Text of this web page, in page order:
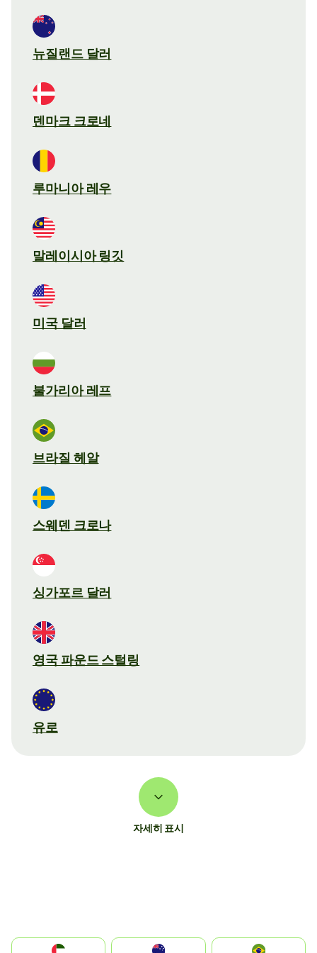
뉴질랜드 달러
덴마크 크로네
루마니아 레우
말레이시아 링깃
미국 달러
불가리아 레프
브라질 헤알
스웨덴 크로나
싱가포르 달러
영국 파운드 스털링
유로
자세히 표시